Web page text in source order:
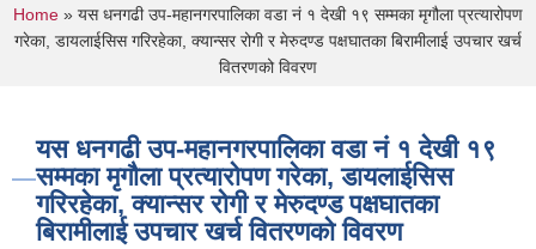
You are here
Home » यस धनगढी उप-महानगरपालिका वडा नं १ देखी १९ सम्मका मृगौला प्रत्यारोपण
गरेका, डायलाईसिस गरिरहेका, क्यान्सर रोगी र मेरुदण्ड पक्षघातका बिरामीलाई उपचार खर्च
वितरणको विवरण
यस धनगढी उप-महानगरपालिका वडा नं १ देखी १९
सम्मका मृगौला प्रत्यारोपण गरेका, डायलाईसिस
गरिरहेका, क्यान्सर रोगी र मेरुदण्ड पक्षघातका
बिरामीलाई उपचार खर्च वितरणको विवरण